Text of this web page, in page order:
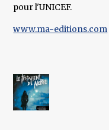
pour l'UNICEF.
www.ma-editions.com